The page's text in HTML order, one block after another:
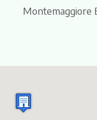
Montemaggiore